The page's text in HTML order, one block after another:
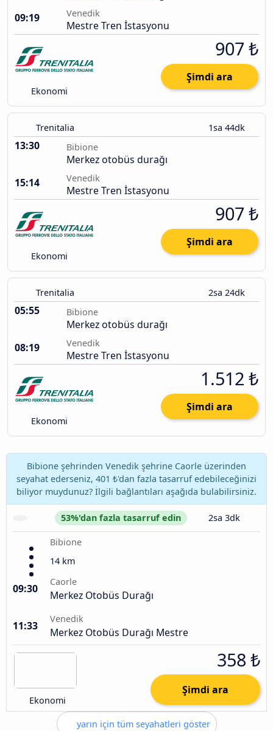
09:19
Venedik
Mestre Tren İstasyonu
Ekonomi
907 ₺
Şimdi ara
Trenitalia 1sa 44dk
13:30 Bibione
Merkez otobüs durağı
15:14
Venedik
Mestre Tren İstasyonu
Ekonomi
907 ₺
Şimdi ara
Trenitalia 2sa 24dk
05:55 Bibione
Merkez otobüs durağı
08:19
Venedik
Mestre Tren İstasyonu
Ekonomi
1.512 ₺
Şimdi ara
Bibione şehrinden Venedik şehrine Caorle üzerinden
seyahat ederseniz, 401 ₺'dan fazla tasarruf edebileceğinizi
biliyor muydunuz? İlgili bağlantıları aşağıda bulabilirsiniz.
53%'dan fazla tasarruf edin 2sa 3dk
Bibione
14 km
09:30
Caorle
Merkez Otobüs Durağı
11:33
Venedik
Merkez Otobüs Durağı Mestre
Ekonomi
358 ₺
Şimdi ara
yarın için tüm seyahatleri göster